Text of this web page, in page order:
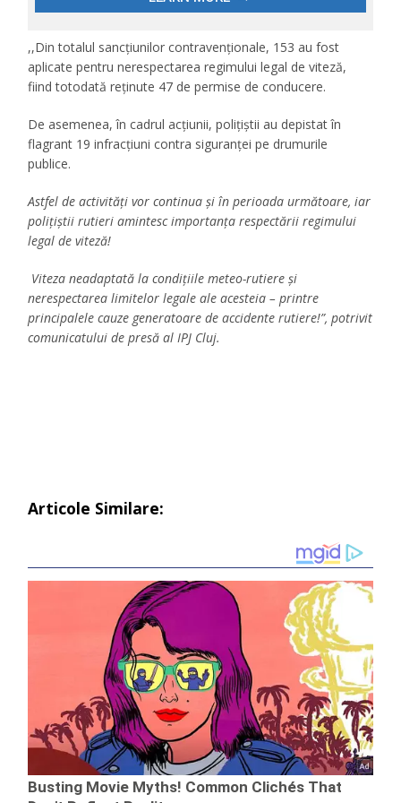
,,Din totalul sancțiunilor contravenționale, 153 au fost
aplicate pentru nerespectarea regimului legal de viteză,
fiind totodată reținute 47 de permise de conducere.
De asemenea, în cadrul acțiunii, polițiștii au depistat în
flagrant 19 infracțiuni contra siguranței pe drumurile
publice.
Astfel de activități vor continua și în perioada următoare, iar
polițiștii rutieri amintesc importanța respectării regimului
legal de viteză!
Viteza neadaptată la condițiile meteo-rutiere și
nerespectarea limitelor legale ale acesteia – printre
principalele cauze generatoare de accidente rutiere!”, potrivit
comunicatului de presă al IPJ Cluj.
Articole Similare: